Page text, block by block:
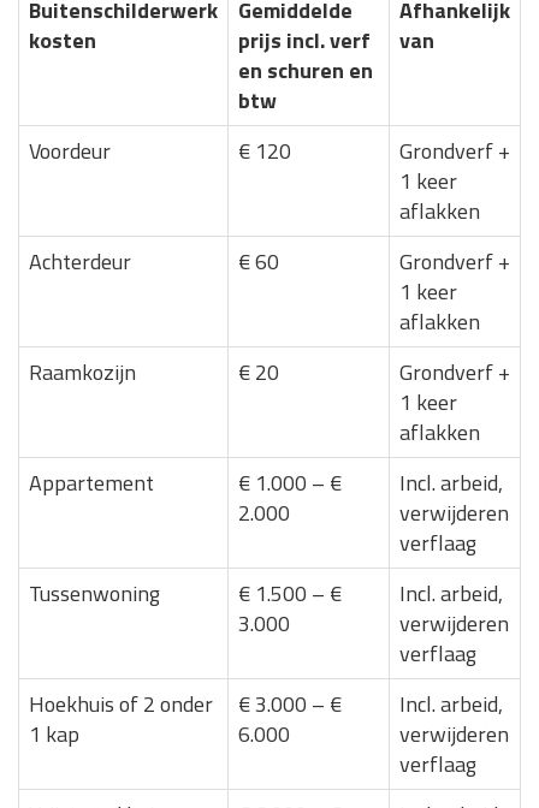
Buitenschilderwerk
kosten
Gemiddelde
prijs incl. verf
en schuren en
btw
Afhankelijk
van
Voordeur € 120
Grondverf +
1 keer
aflakken
Achterdeur
€ 60
Grondverf +
1 keer
aflakken
Raamkozijn
€ 20
Grondverf +
1 keer
aflakken
Appartement
€ 1.000 – €
2.000
Incl. arbeid,
verwijderen
verflaag
Tussenwoning
€ 1.500 – €
3.000
Incl. arbeid,
verwijderen
verflaag
Hoekhuis of 2 onder
1 kap
€ 3.000 – €
6.000
Incl. arbeid,
verwijderen
verflaag